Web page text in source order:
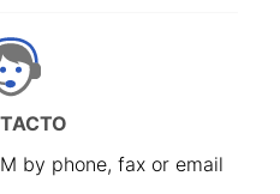
by phone, fax or email